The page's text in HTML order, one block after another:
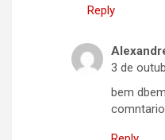
Reply
3 de
bem